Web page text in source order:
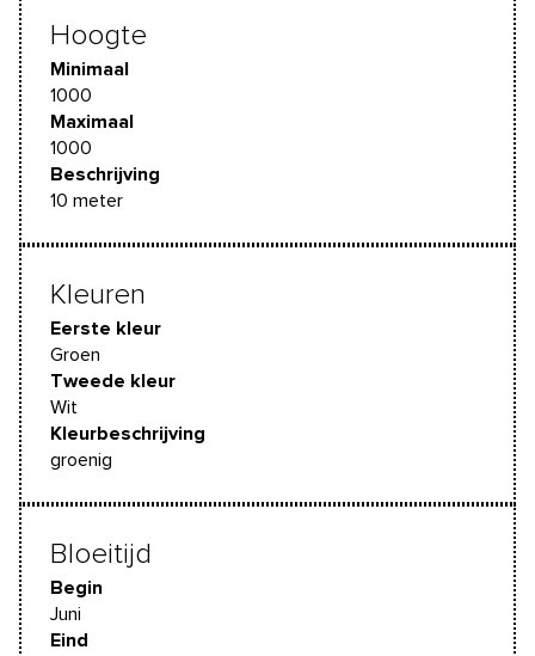
Hoogte
Minimaal
1000
Maximaal
1000
Beschrijving
10 meter
Kleuren
Eerste kleur
Groen
Tweede kleur
Wit
Kleurbeschrijving
groenig
Bloeitijd
Begin
Juni
Eind